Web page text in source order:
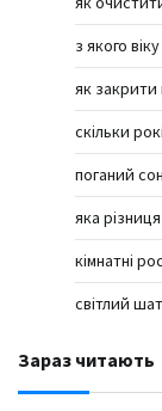
з якого
як закрити
скільки
поганий
яка
кімнатні
світлий
Зараз читають